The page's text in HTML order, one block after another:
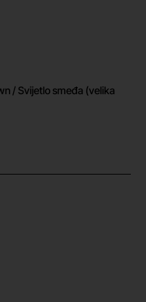
/ Svijetlo smeđa (velika